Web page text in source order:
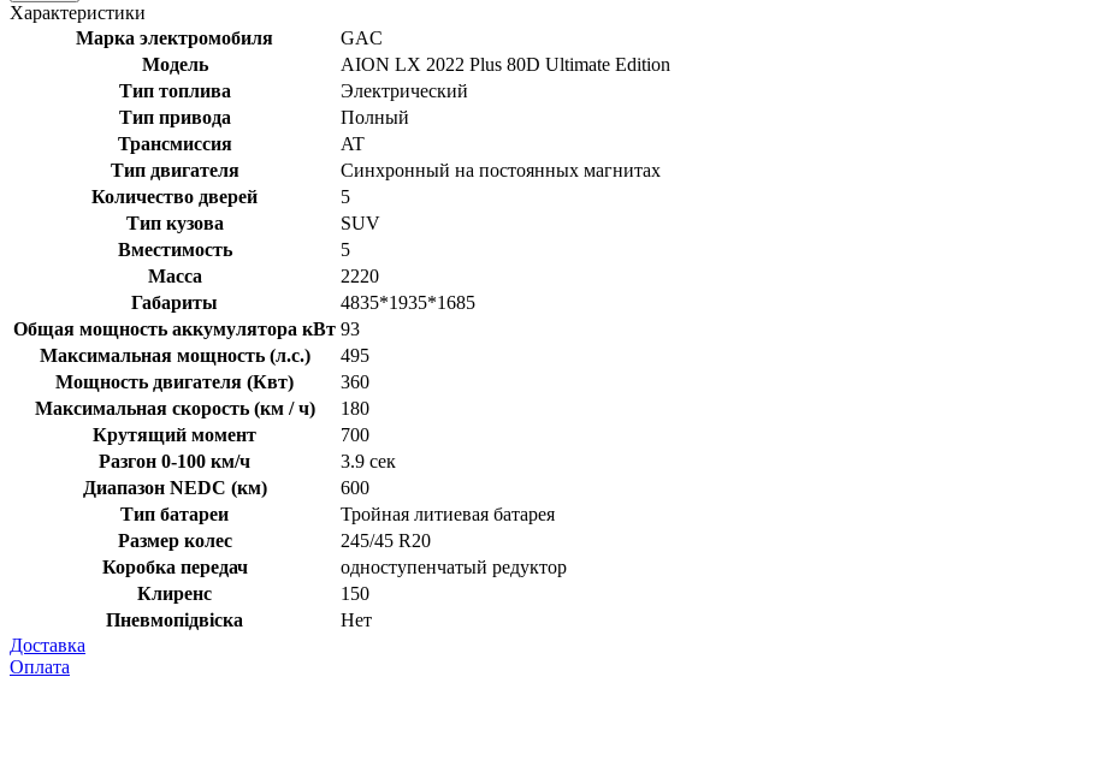
Характеристики
Марка электромобиля
GAC
Модель
AION LX 2022 Plus 80D Ultimate Edition
Тип топлива
Электрический
Тип привода
Полный
Трансмиссия
AT
Тип двигателя
Синхронный на постоянных магнитах
Количество дверей
5
Тип кузова
SUV
Вместимость
5
Масса
2220
Габариты
4835*1935*1685
Общая мощность аккумулятора кВт 93
Максимальная мощность (л.с.)
495
Мощность двигателя (Квт)
360
Максимальная скорость (км / ч)
180
Крутящий момент
700
Разгон 0-100 км/ч
3.9 сек
Диапазон NEDC (км)
600
Тип батареи
Тройная литиевая батарея
Размер колес
245/45 R20
Коробка передач
одноступенчатый редуктор
Клиренс
150
Пневмопідвіска
Нет
Доставка
Оплата